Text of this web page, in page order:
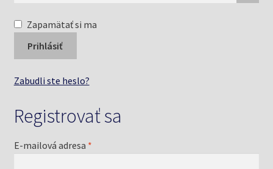
Zapamätať si ma
Prihlásiť
Zabudli ste heslo?
Registrovať sa
E-mailová adresa *Povinné